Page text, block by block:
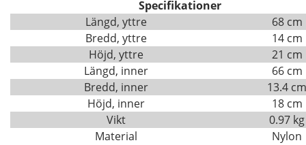
Specifikationer
Längd, yttre
68 cm
Bredd, yttre
14 cm
Höjd, yttre
21 cm
Längd, inner
66 cm
Bredd, inner
13.4 cm
Höjd, inner
18 cm
Vikt
0.97 kg
Material
Nylon